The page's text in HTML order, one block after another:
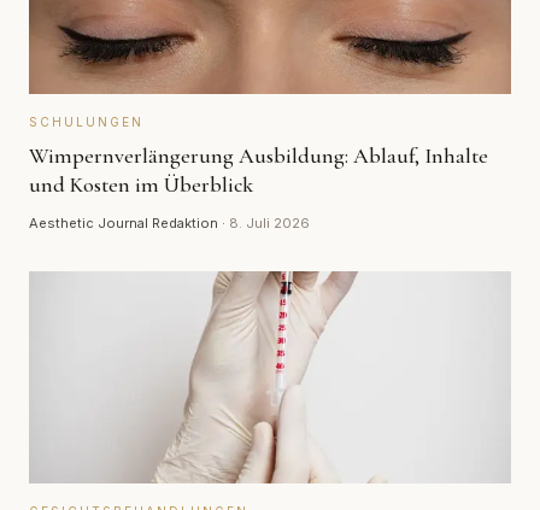
SCHULUNGEN
Wimpernverlängerung Ausbildung: Ablauf, Inhalte
und Kosten im Überblick
Aesthetic Journal Redaktion · 8. Juli 2026